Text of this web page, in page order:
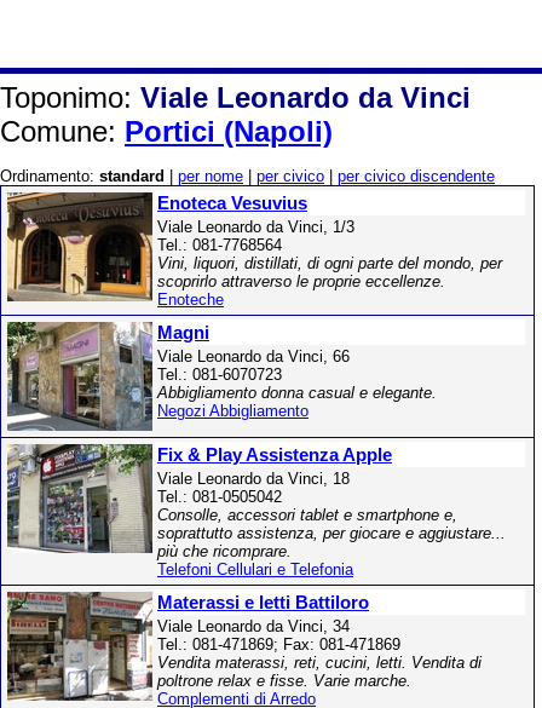
Toponimo: Viale Leonardo da Vinci
Comune: Portici (Napoli)
Ordinamento: standard per nome per civico per civico discendente
Enoteca Vesuvius
Viale Leonardo da Vinci, 1/3
Tel.: 081-7768564
Vini, liquori, distillati, di ogni parte del mondo, per
scoprirlo attraverso le proprie eccellenze.
Enoteche
Magni
Viale Leonardo da Vinci, 66
Tel.: 081-6070723
Abbigliamento donna casual e elegante.
Negozi Abbigliamento
Fix & Play Assistenza Apple
Viale Leonardo da Vinci, 18
Tel.: 081-0505042
Consolle, accessori tablet e smartphone e,
soprattutto assistenza, per giocare e aggiustare...
più che ricomprare.
Telefoni Cellulari e Telefonia
Materassi e letti Battiloro
Viale Leonardo da Vinci, 34
Tel.: 081-471869; Fax: 081-471869
Vendita materassi, reti, cucini, letti. Vendita di
poltrone relax e fisse. Varie marche.
Complementi di Arredo